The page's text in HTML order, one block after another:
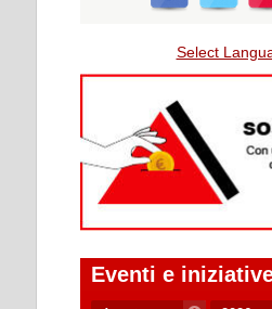
Select
Eventi e